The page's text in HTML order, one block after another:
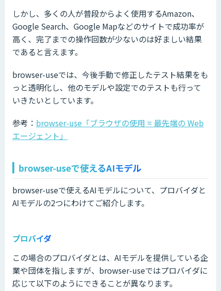
しかし、多くの人が普段からよく使用するAmazon、
Google Search、Google Mapなどのサイトで成功率が
高く、完了までの操作回数が少ないのは好ましい結果
であると言えます。
browser-useでは、今後手動で修正したテスト結果をも
っと透明化し、他のモデルや設定でのテストも行って
いきたいとしています。
参考： browser-use「ブラウザの使用 = 最先端の Web
エージェント」
browser-useで使えるAIモデル
browser-useで使えるAIモデルについて、プロバイダと
AIモデルの2つにわけてご紹介します。
プロバイダ
この場合のプロバイダとは、AIモデルを提供している企
業や団体を指しますが、browser-useではプロバイダに
応じて以下のようにできることが異なります。